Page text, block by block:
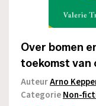
Over bomen
toekomst van
AuteurArno
CategorieNon-